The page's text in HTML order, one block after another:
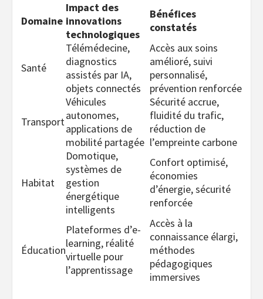
Domaine
Impact des
innovations
technologiques
Bénéfices
constatés
Santé
Télémédecine,
diagnostics
assistés par IA,
objets connectés
Accès aux soins
amélioré, suivi
personnalisé,
prévention renforcée
Transport
Véhicules
autonomes,
applications de
mobilité partagée
Sécurité accrue,
fluidité du trafic,
réduction de
l’empreinte carbone
Habitat
Domotique,
systèmes de
gestion
énergétique
intelligents
Confort optimisé,
économies
d’énergie, sécurité
renforcée
Éducation
Plateformes d’e-
learning, réalité
virtuelle pour
l’apprentissage
Accès à la
connaissance élargi,
méthodes
pédagogiques
immersives